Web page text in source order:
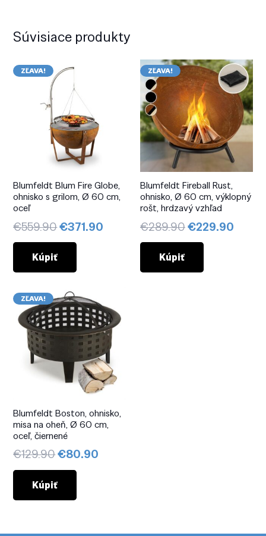
Súvisiace produkty
ZĽAVA!
Blumfeldt Blum Fire Globe,
ohnisko s grilom, Ø 60 cm,
oceľ
€559.90Pôvodná
cena
€559.90.
€371.90 Aktuálna
€371.90.
Kúpiť
ZĽAVA!
Blumfeldt Fireball Rust,
ohnisko, Ø 60 cm, výklopný
rošt, hrdzavý vzhľad
€289.90Pôvodná
cena
€289.90.
€229.90
Kúpiť
ZĽAVA!
Blumfeldt Boston, ohnisko,
misa na oheň, Ø 60 cm,
oceľ, čiernené
€129.90Pôvodná
cena
bola:
€129.90.
€80.90
Kúpiť